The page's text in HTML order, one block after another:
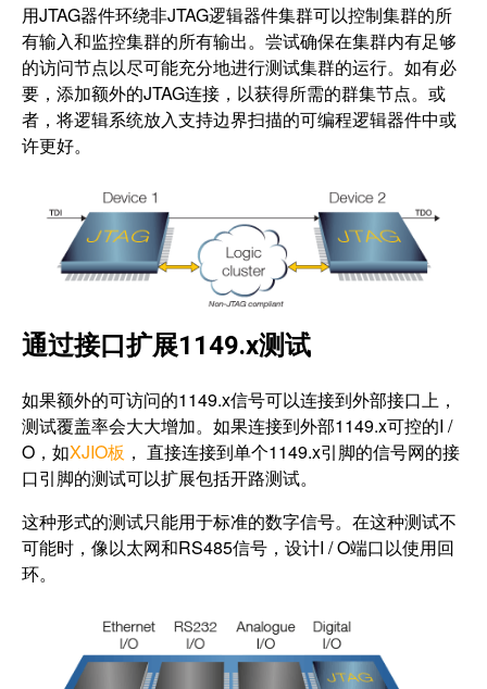
用JTAG器件环绕非JTAG逻辑器件集群可以控制集群的所
有输入和监控集群的所有输出。尝试确保在集群内有足够
的访问节点以尽可能充分地进行测试集群的运行。如有必
要，添加额外的JTAG连接，以获得所需的群集节点。或
者，将逻辑系统放入支持边界扫描的可编程逻辑器件中或
许更好。
通过接口扩展1149.x测试
如果额外的可访问的1149.x信号可以连接到外部接口上，
测试覆盖率会大大增加。如果连接到外部1149.x可控的I /
O，如XJIO板 ， 直接连接到单个1149.x引脚的信号网的接
口引脚的测试可以扩展包括开路测试。
这种形式的测试只能用于标准的数字信号。在这种测试不
可能时，像以太网和RS485信号，设计I / O端口以使用回
环。